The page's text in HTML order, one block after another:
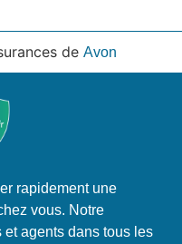
de Avon
rapidement une
vous. Notre
agents dans tous les